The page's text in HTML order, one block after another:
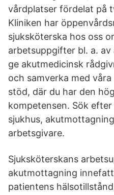
vårdplatser fördelat på
Kliniken har
sjuksköterska hos oss
arbetsuppgifter bl. a.
ge akutmedicinsk
och samverka med
stöd, där du har den
kompetensen. Sök
sjukhus,
arbetsgivare.
Sjuksköterskans
akutmottagning
patientens